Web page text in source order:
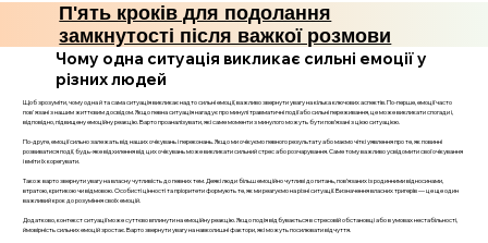
П'ять кроків для подолання
замкнутості після важкої розмови
Чому одна ситуація викликає сильні емоції у
різних людей
Щоб зрозуміти, чому одна й та сама ситуація викликає надто сильні емоції, важливо звернути увагу на кілька ключових аспектів. По-перше, емоції часто
пов'язані з нашим життєвим досвідом. Якщо певна ситуація нагадує про минулі травматичні події або сильні переживання, це може викликати спогади і,
відповідно, підвищену емоційну реакцію. Варто проаналізувати, які саме моменти з минулого можуть бути пов’язані з цією ситуацією.
По-друге, емоції сильно залежать від наших очікувань і переконань. Якщо ми очікуємо певного результату або маємо чіткі уявлення про те, як повинні
розвиватися події, будь-яке відхилення від цих очікувань може викликати сильний стрес або розчарування. Саме тому важливо усвідомити свої очікування
і вміти їх корегувати.
Також варто звернути увагу на власну чутливість до певних тем. Деякі люди більш емоційно чутливі до питань, пов’язаних із родинними відносинами,
втратою, критикою чи відмовою. Особисті цінності та пріоритети формують те, як ми реагуємо на різні ситуації. Визначення власних тригерів — це ще один
важливий крок до розуміння своїх емоцій.
Додатково, контекст ситуації може суттєво вплинути на емоційну реакцію. Якщо подія відбувається в стресовій обстановці або в умовах нестабільності,
ймовірність сильних емоцій зростає. Варто звернути увагу на навколишні фактори, які можуть посилювати відчуття.